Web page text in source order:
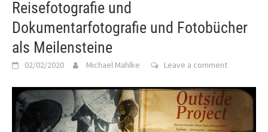
Reisefotografie und
Dokumentarfotografie und Fotobücher
als Meilensteine
02/02/2020 Michael Mahlke Leave a comment